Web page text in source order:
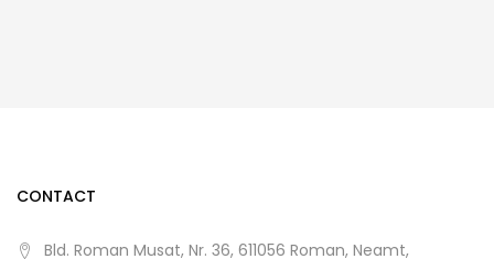
CONTACT
Bld. Roman Musat, Nr. 36, 611056 Roman, Neamt,